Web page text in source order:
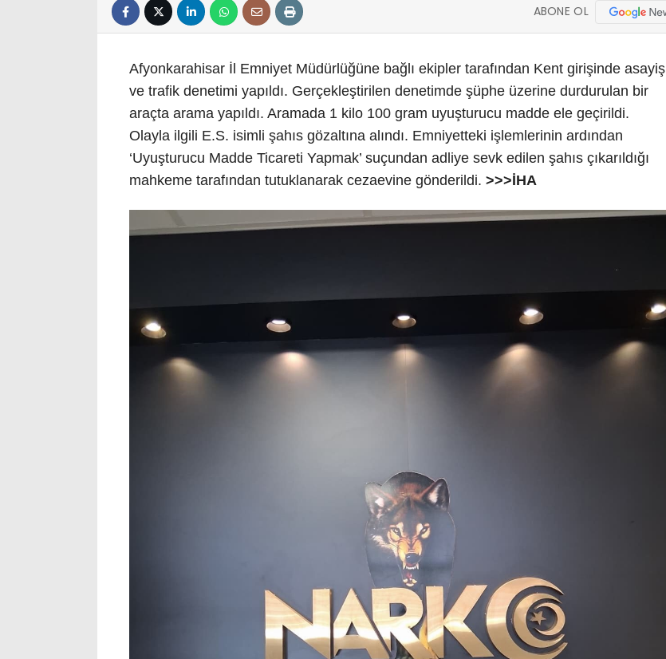
ABONE OL
Afyonkarahisar İl Emniyet Müdürlüğüne bağlı ekipler tarafından Kent girişinde asayiş
ve trafik denetimi yapıldı. Gerçekleştirilen denetimde şüphe üzerine durdurulan bir
araçta arama yapıldı. Aramada 1 kilo 100 gram uyuşturucu madde ele geçirildi.
Olayla ilgili E.S. isimli şahıs gözaltına alındı. Emniyetteki işlemlerinin ardından
‘Uyuşturucu Madde Ticareti Yapmak’ suçundan adliye sevk edilen şahıs çıkarıldığı
mahkeme tarafından tutuklanarak cezaevine gönderildi. >>>İHA